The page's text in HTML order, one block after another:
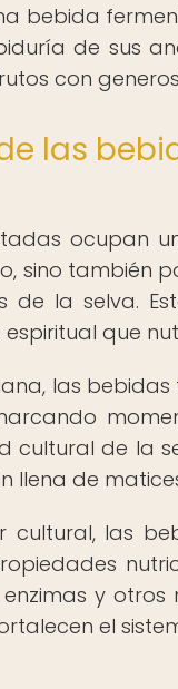
bebida
de sus
con
las
ocupan
sino también
de la selva.
que
las
cultural de la
llena de
cultural, las
y
el